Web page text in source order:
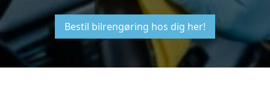
Bestil bilrengøring hos dig her!